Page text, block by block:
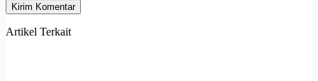
Kirim Komentar
Artikel Terkait